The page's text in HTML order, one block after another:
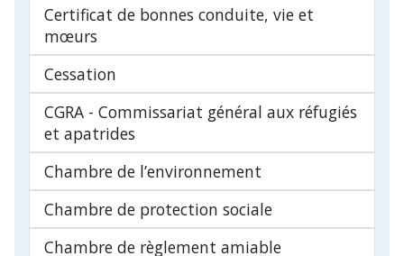
Certificat de bonnes conduite, vie et
mœurs
Cessation
CGRA - Commissariat général aux réfugiés
et apatrides
Chambre de l’environnement
Chambre de protection sociale
Chambre de règlement amiable